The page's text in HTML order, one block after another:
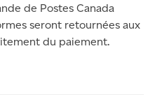
de Postes Canada
seront retournées aux
du paiement.